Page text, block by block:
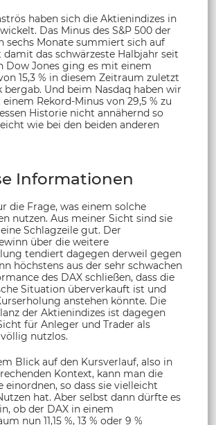
haben sich die Aktienindizes in
Das Minus des S&P 500 der
sechs Monate summiert sich auf
damit das schwärzeste Halbjahr seit
Dow Jones ging es mit einem
15,3 % in diesem Zeitraum zuletzt
bergab. Und beim Nasdaq haben wir
Rekord-Minus von 29,5 % zu
Historie nicht annähernd so
wie bei den beiden anderen
Informationen
die Frage, was einem solche
nutzen. Aus meiner Sicht sind sie
Schlagzeile gut. Der
über die weitere
tendiert dagegen derweil gegen
höchstens aus der sehr schwachen
des DAX schließen, dass die
Situation überverkauft ist und
anstehen könnte. Die
der Aktienindizes ist dagegen
für Anleger und Trader als
nutzlos.
Blick auf den Kursverlauf, also in
Kontext, kann man die
einordnen, so dass sie vielleicht
hat. Aber selbst dann dürfte es
ob der DAX in einem
nun 11,15 %, 13 % oder 9 %